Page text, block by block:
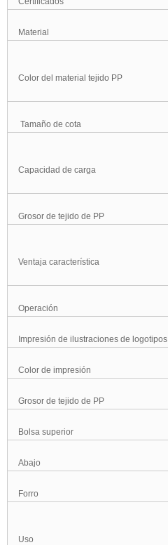
Material
Color del material tejido PP
Tamaño de cota
Capacidad de carga
Grosor de tejido de PP
Ventaja característica
Operación
Impresión de ilustraciones de logotipos
Color de impresión
Grosorde tejido de PP
Bolsa superior
Abajo
Forro
Uso